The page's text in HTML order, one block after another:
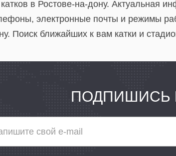
в Ростове-на-дону. Актуальная
электронные почты и режимы
Поиск ближайших к вам катки и
ПОДПИШИСЬ